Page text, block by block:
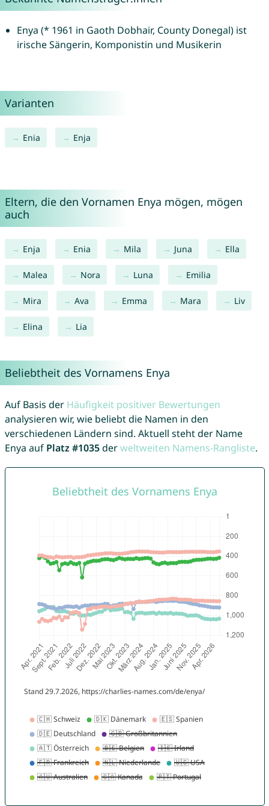
Enya (* 1961 in Gaoth Dobhair, County Donegal) ist
irische Sängerin, Komponistin und Musikerin
Varianten
Enia Enja
Eltern, die den Vornamen Enya mögen, mögen
auch
Enja Enia Mila Juna Ella
Malea Nora Luna Emilia
Mira Ava Emma Mara Liv
Elina Lia
Beliebtheit des Vornamens Enya
Auf Basis der Häufigkeit positiver Bewertungen
analysieren wir, wie beliebt die Namen in den
verschiedenen Ländern sind. Aktuell steht der Name
Enya auf Platz #1035derweltweiten Namens-Rangliste.